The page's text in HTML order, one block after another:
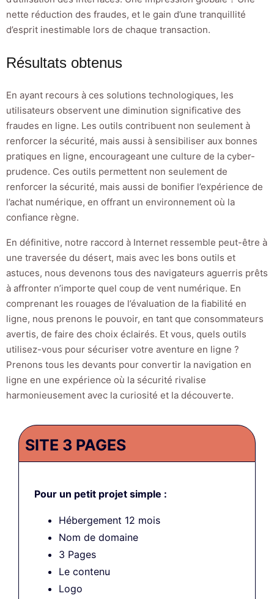
nette réduction des fraudes, et le gain d’une tranquillité
d’esprit inestimable lors de chaque transaction.
Résultats obtenus
En ayant recours à ces solutions technologiques, les
utilisateurs observent une diminution significative des
fraudes en ligne. Les outils contribuent non seulement à
renforcer la sécurité, mais aussi à sensibiliser aux bonnes
pratiques en ligne, encourageant une culture de la cyber-
prudence. Ces outils permettent non seulement de
renforcer la sécurité, mais aussi de bonifier l’expérience de
l’achat numérique, en offrant un environnement où la
confiance règne.
En définitive, notre raccord à Internet ressemble peut-être à
une traversée du désert, mais avec les bons outils et
astuces, nous devenons tous des navigateurs aguerris prêts
à affronter n’importe quel coup de vent numérique. En
comprenant les rouages de l’évaluation de la fiabilité en
ligne, nous prenons le pouvoir, en tant que consommateurs
avertis, de faire des choix éclairés. Et vous, quels outils
utilisez-vous pour sécuriser votre aventure en ligne ?
Prenons tous les devants pour convertir la navigation en
ligne en une expérience où la sécurité rivalise
harmonieusement avec la curiosité et la découverte.
SITE 3 PAGES
Pour un petit projet simple :
Hébergement 12 mois
Nom de domaine
3 Pages
Le contenu
Logo